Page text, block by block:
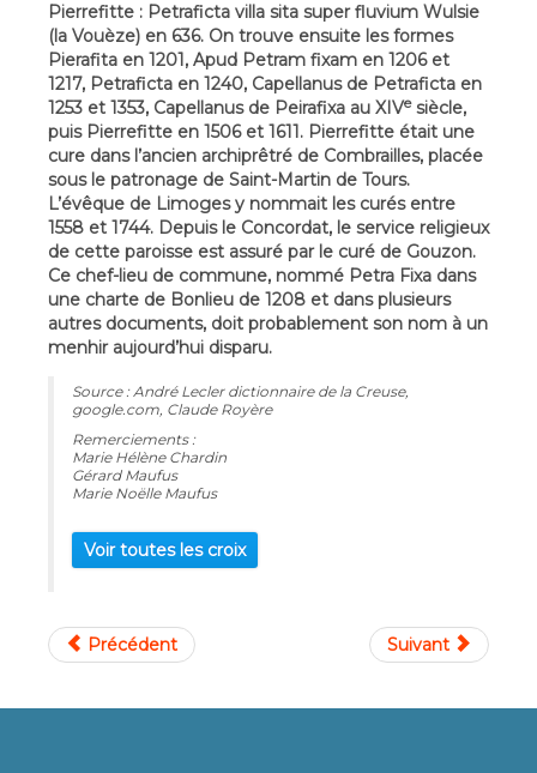
Pierrefitte : Petraficta villa sita super fluvium Wulsie
(la Vouèze) en 636. On trouve ensuite les formes
Pierafita en 1201, Apud Petram fixam en 1206 et
1217, Petraficta en 1240, Capellanus de Petraficta en
1253 et 1353, Capellanus de Peirafixa au XIVesiècle,
puis Pierrefitte en 1506 et 1611. Pierrefitte était une
cure dans l’ancien archiprêtré de Combrailles, placée
sous le patronage de Saint-Martin de Tours.
L’évêque de Limoges y nommait les curés entre
1558 et 1744. Depuis le Concordat, le service religieux
de cette paroisse est assuré par le curé de Gouzon.
Ce chef-lieu de commune, nommé Petra Fixa dans
une charte de Bonlieu de 1208 et dans plusieurs
autres documents, doit probablement son nom à un
menhir aujourd’hui disparu.
Source : André Lecler dictionnaire de la Creuse,
google.com, Claude Royère
Remerciements :
Marie Hélène Chardin
Gérard Maufus
Marie Noëlle Maufus
Voir toutes les croix
Précédent Suivant